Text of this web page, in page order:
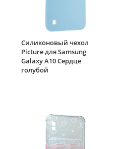
Силиконовый чехол
Picture для Samsung
Galaxy A10 Сердце
голубой